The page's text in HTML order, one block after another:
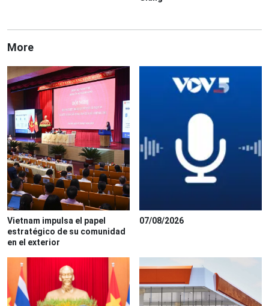
More
Vietnam impulsa el papel
estratégico de su comunidad
en el exterior
07/08/2026